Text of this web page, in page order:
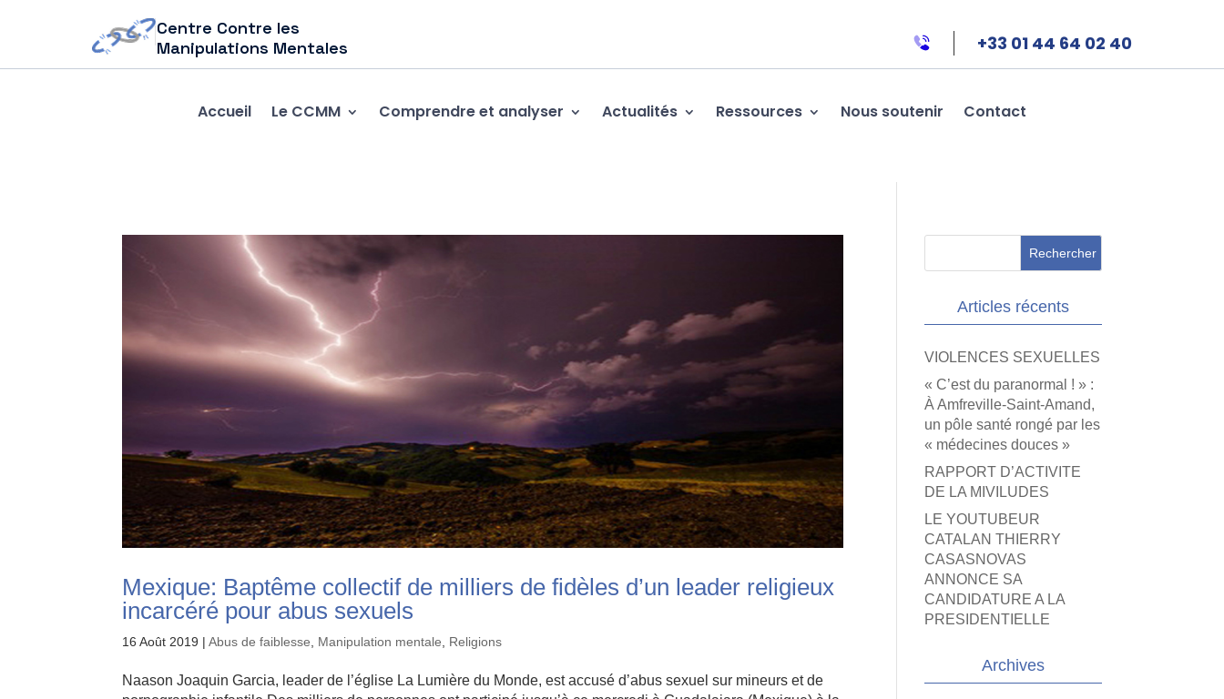
Centre Contre les
Manipulations Mentales
+33 01 44 64 02 40
Accueil Le CCMM Comprendre et analyser Actualités Ressources Nous soutenir Contact
Mexique: Baptême collectif de milliers de fidèles d’un leader religieux
incarcéré pour abus sexuels
16 Août 2019 |Abus de faiblesse Manipulation mentale Religions
Naason Joaquin Garcia, leader de l’église La Lumière du Monde, est accusé d’abus sexuel sur mineurs et de
Articles récents
VIOLENCES SEXUELLES
« C’est du paranormal ! » :
À Amfreville-Saint-Amand,
un pôle santé rongé par les
« médecines douces »
RAPPORT D’ACTIVITE
DE LA MIVILUDES
LE YOUTUBEUR
CATALAN THIERRY
CASASNOVAS
ANNONCE SA
CANDIDATURE A LA
PRESIDENTIELLE
Archives